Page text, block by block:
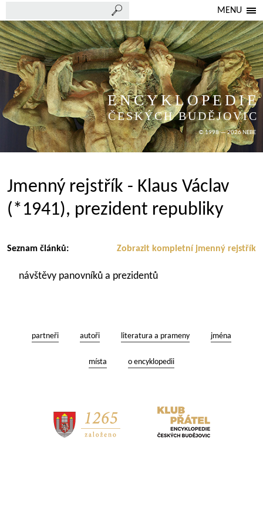
MENU
ENCYKLOPEDIE
ČESKÝCH BUDĚJOVIC
© 1998 — 2026 NEBE
Jmenný rejstřík - Klaus Václav
(*1941), prezident republiky
Zobrazit kompletní jmenný rejstřík
Seznam článků:
návštěvy panovníků a prezidentů
partneři autoři literatura a prameny jména
místa o encyklopedii